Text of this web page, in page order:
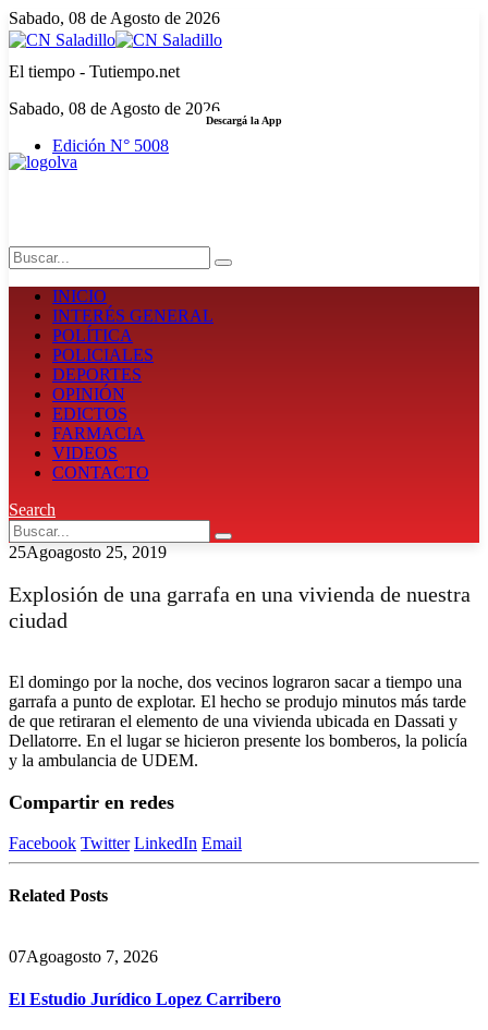
Sabado, 08 de Agosto de 2026
El tiempo - Tutiempo.net
Sabado, 08 de Agosto de 2026
Edición N° 5008
Descargá la App
INICIO
INTERÉS GENERAL
POLÍTICA
POLICIALES
DEPORTES
OPINIÓN
EDICTOS
FARMACIA
VIDEOS
CONTACTO
Search
25Agoagosto 25, 2019
Explosión de una garrafa en una vivienda de nuestra
ciudad
El domingo por la noche, dos vecinos lograron sacar a tiempo una
garrafa a punto de explotar. El hecho se produjo minutos más tarde
de que retiraran el elemento de una vivienda ubicada en Dassati y
Dellatorre. En el lugar se hicieron presente los bomberos, la policía
y la ambulancia de UDEM.
Compartir en redes
Facebook Twitter LinkedIn Email
Related Posts
07Agoagosto 7, 2026
El Estudio Jurídico Lopez Carribero